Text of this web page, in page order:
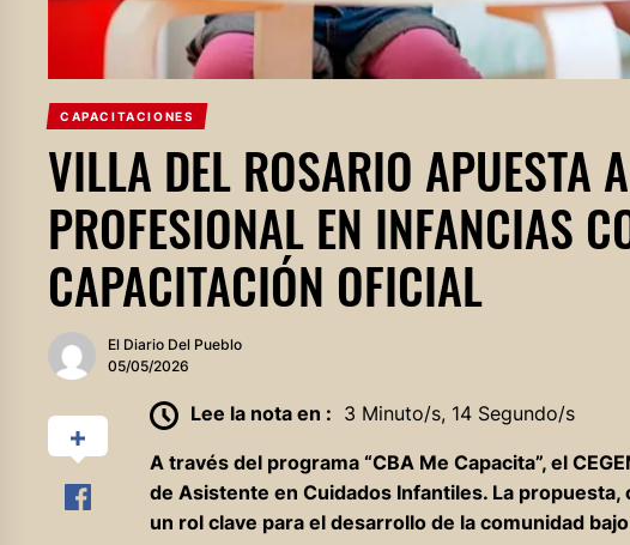
CAPACITACIONES
VILLA DEL ROSARIO APUESTA
PROFESIONAL EN INFANCIAS
CAPACITACIÓN OFICIAL
El Diario Del Pueblo
05/05/2026
Lee la nota en : 3 Minuto/s, 14 Segundo/s
A través del programa “CBA Me Capacita”, el
de Asistente en Cuidados Infantiles. La
un rol clave para el desarrollo de la comunidad